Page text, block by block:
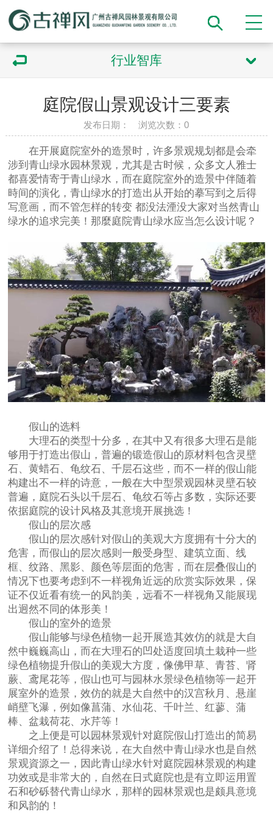
行业智库
庭院假山景观设计三要素
发布日期： 浏览次数：0
在开展庭院室外的造景时，许多景观规划都是会牵
涉到青山绿水园林景观，尤其是古时候，众多文人雅士
都喜爱情寄于青山绿水，而在庭院室外的造景中伴随着
時间的演化，青山绿水的打造出从开始的摹写到之后得
写意画，而不管怎样的转变 都没法湮没大家对当然青山
绿水的追求完美！那麼庭院青山绿水应当怎么设计呢？
假山的选料
大理石的类型十分多，在其中又有很多大理石是能
够用于打造出假山，普遍的锻造假山的原材料包含灵壁
石、黄蜡石、龟纹石、千层石这些，而不一样的假山能
构建出不一样的诗意，一般在大中型景观园林灵壁石较
普遍，庭院石头以千层石、龟纹石等占多数，实际还要
依据庭院的设计风格及其意境开展挑选！
假山的层次感
假山的层次感针对假山的美观大方度拥有十分大的
危害，而假山的层次感则一般受身型、建筑立面、线
框、纹路、黑影、颜色等层面的危害，而在层叠假山的
情况下也要考虑到不一样视角近远的欣赏实际效果，保
证不仅近看有统一的风韵美，远看不一样视角又能展现
出迥然不同的体形美！
假山的室外的造景
假山能够与绿色植物一起开展造其效仿的就是大自
然中巍巍高山，而在大理石的凹处适度回填土栽种一些
绿色植物提升假山的美观大方度，像佛甲草、青苔、肾
蕨、鸢尾花等，假山也可与园林水景绿色植物等一起开
展室外的造景，效仿的就是大自然中的汉宫秋月、悬崖
峭壁飞瀑，例如像菖蒲、水仙花、千叶兰、红蓼、蒲
棒、盆栽荷花、水芹等！
之上便是可以园林景观针对庭院假山打造出的简易
详细介绍了！总得来说，在大自然中青山绿水也是自然
景观資源之一，因此青山绿水针对庭院园林景观的构建
功效或是非常大的，自然在日式庭院也是有立即运用置
石和砂砾替代青山绿水，那样的园林景观也是颇具意境
和风韵的！